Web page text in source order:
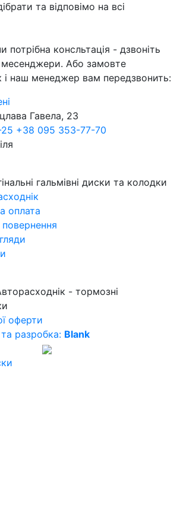
та відповімо на всі
потрібна консльтація - дзвоніть
Або замовте
і наш менеджер вам передзвонить:
Гавела, 23
+38 095 353-77-70
гальмівні диски та колодки
оплата
повернення
- тормозні
оферти
разробка: Blank